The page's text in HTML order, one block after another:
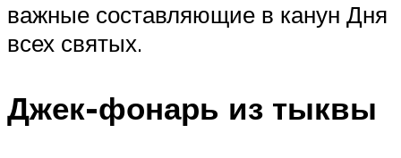
важные составляющие в канун Дня
всех святых.
Джек-фонарь из тыквы